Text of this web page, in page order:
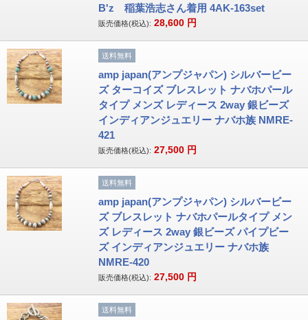
B'z 稲葉浩志さん着用 4AK-163set
販売価格(税込): 28,600 円
送料無料
amp japan(アンプジャパン) シルバービー
ズ ターコイズ ブレスレット ナバホパール
タイプ メンズ レディース 2way 銀ビーズ
インディアンジュエリー ナバホ族 NMRE-
421
販売価格(税込): 27,500 円
送料無料
amp japan(アンプジャパン) シルバービー
ズ ブレスレット ナバホパールタイプ メン
ズ レディース 2way 銀ビーズ パイプビー
ズ インディアンジュエリー ナバホ族
NMRE-420
販売価格(税込): 27,500 円
送料無料